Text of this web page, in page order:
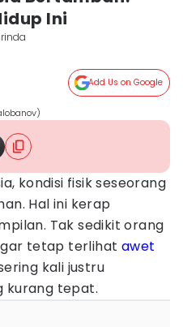
Ini
Add Us on Google
kondisi fisik seseorang
Hal ini kerap
Tak sedikit orang
tetap terlihat awet
kali justru
kurang tepat.